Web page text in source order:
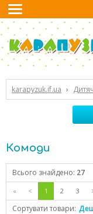
karapyzuk.if.ua ›
Комоди
Всього знайдено: 27
« < 1 2 3
Сортувати товари: